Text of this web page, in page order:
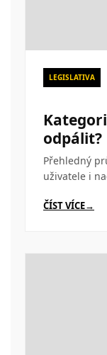
LEGISLATIVA
odpálit?
Přehledný
uživatele i
ČÍST VÍCE